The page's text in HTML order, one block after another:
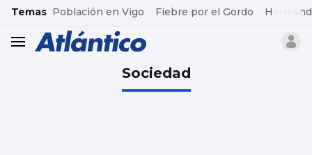
common.go-to-content
Temas Población en Vigo Fiebre por el Gordo
header.menu.open
Sociedad